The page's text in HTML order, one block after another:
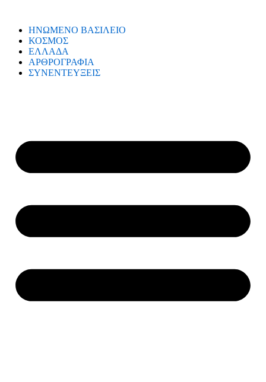
ΗΝΩΜΕΝΟ ΒΑΣΙΛΕΙΟ
ΚΟΣΜΟΣ
ΕΛΛΑΔΑ
ΑΡΘΡΟΓΡΑΦΙΑ
ΣΥΝΕΝΤΕΥΞΕΙΣ